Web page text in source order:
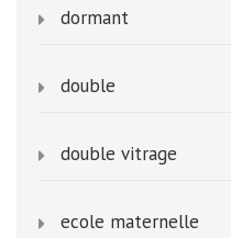
dormant
double
double vitrage
ecole maternelle